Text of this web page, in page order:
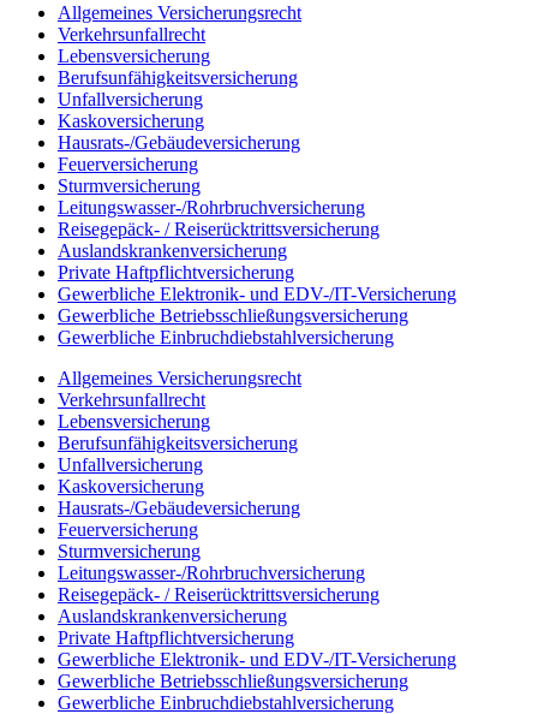
Allgemeines Versicherungsrecht
Verkehrsunfallrecht
Lebensversicherung
Berufsunfähigkeitsversicherung
Unfallversicherung
Kaskoversicherung
Hausrats-/Gebäudeversicherung
Feuerversicherung
Sturmversicherung
Leitungswasser-/Rohrbruchversicherung
Reisegepäck- / Reiserücktrittsversicherung
Auslandskrankenversicherung
Private Haftpflichtversicherung
Gewerbliche Elektronik- und EDV-/IT-Versicherung
Gewerbliche Betriebsschließungsversicherung
Gewerbliche Einbruchdiebstahlversicherung
Allgemeines Versicherungsrecht
Verkehrsunfallrecht
Lebensversicherung
Berufsunfähigkeitsversicherung
Unfallversicherung
Kaskoversicherung
Hausrats-/Gebäudeversicherung
Feuerversicherung
Sturmversicherung
Leitungswasser-/Rohrbruchversicherung
Reisegepäck- / Reiserücktrittsversicherung
Auslandskrankenversicherung
Private Haftpflichtversicherung
Gewerbliche Elektronik- und EDV-/IT-Versicherung
Gewerbliche Betriebsschließungsversicherung
Gewerbliche Einbruchdiebstahlversicherung